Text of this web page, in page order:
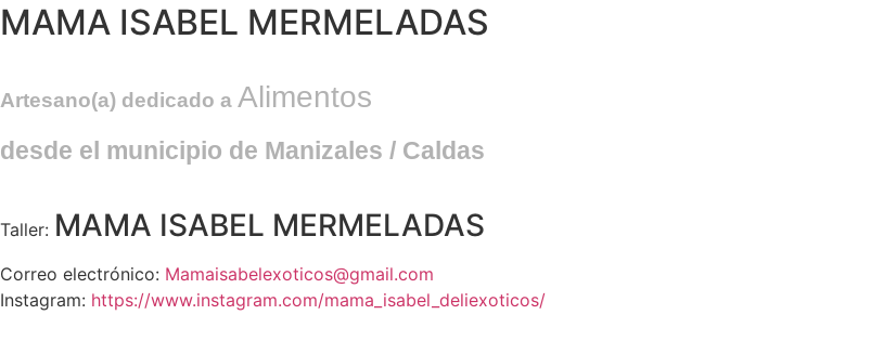
MAMA ISABEL MERMELADAS
Artesano(a) dedicado a Alimentos
desde el municipio de Manizales / Caldas
Taller: MAMA ISABEL MERMELADAS
Correo electrónico: Mamaisabelexoticos@gmail.com
Instagram: https://www.instagram.com/mama_isabel_deliexoticos/